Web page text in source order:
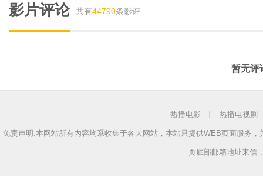
影片评论 共有44790条影评
暂无评
热播电影 热播电视剧
免责声明:本网站所有内容均系收集于各大网站，本站只提供WEB页面服务
页底部邮箱地址来信